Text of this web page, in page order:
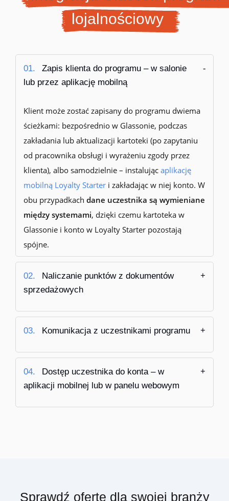
lojalnościowy
01.
Zapis klienta do programu – w salonie
lub przez aplikację mobilną
Klient może zostać zapisany do programu dwiema
ścieżkami: bezpośrednio w Glassonie, podczas
zakładania lub aktualizacji kartoteki (po zapytaniu
od pracownika obsługi i wyrażeniu zgody przez
klienta), albo samodzielnie – instalując aplikację
mobilną Loyalty Starter i zakładając w niej konto. W
obu przypadkach dane uczestnika są wymieniane
między systemami, dzięki czemu kartoteka w
Glassonie i konto w Loyalty Starter pozostają
spójne.
02.
Naliczanie punktów z dokumentów
sprzedażowych
03. Komunikacja z uczestnikami programu
04.
Dostęp uczestnika do konta – w
aplikacji mobilnej lub w panelu webowym
Sprawdź ofertę dla swojej branży